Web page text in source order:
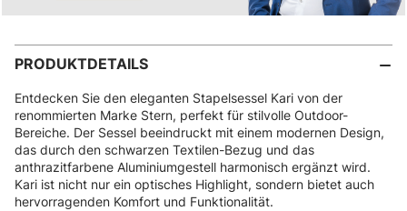
PRODUKTDETAILS
Entdecken Sie den eleganten Stapelsessel Kari von der
renommierten Marke Stern, perfekt für stilvolle Outdoor-
Bereiche. Der Sessel beeindruckt mit einem modernen Design,
das durch den schwarzen Textilen-Bezug und das
anthrazitfarbene Aluminiumgestell harmonisch ergänzt wird.
Kari ist nicht nur ein optisches Highlight, sondern bietet auch
hervorragenden Komfort und Funktionalität.